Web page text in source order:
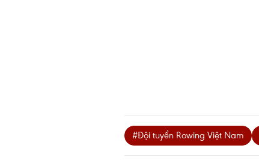
#Đội tuyển Rowing Việt Nam